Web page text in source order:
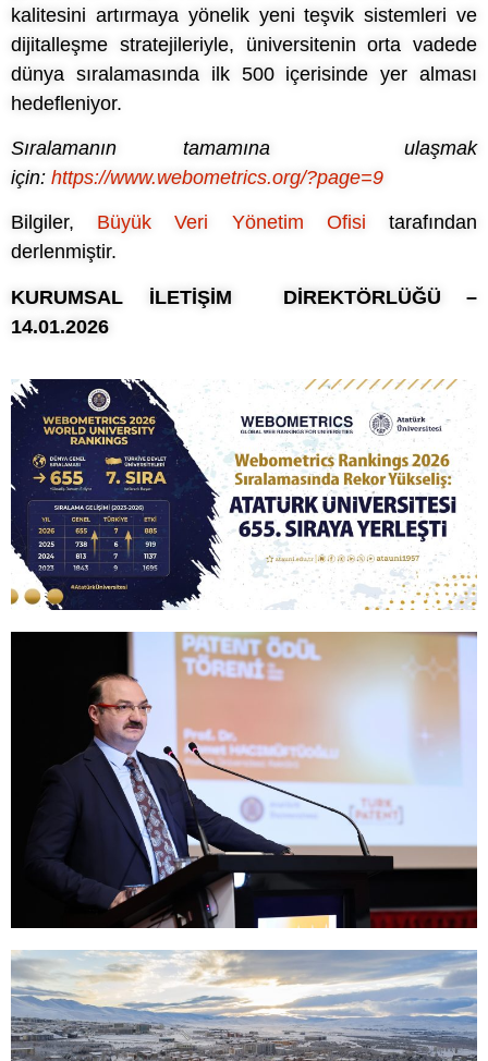
kalitesini artırmaya yönelik yeni teşvik sistemleri ve
dijitalleşme stratejileriyle, üniversitenin orta vadede
dünya sıralamasında ilk 500 içerisinde yer alması
hedefleniyor.
Sıralamanın tamamına ulaşmak
için: https://www.webometrics.org/?page=9
Bilgiler, Büyük Veri Yönetim Ofisi tarafından
derlenmiştir.
KURUMSAL İLETİŞİM DİREKTÖRLÜĞÜ –
14.01.2026